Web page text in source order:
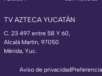
TV AZTECA YUCATÁN
C. 23 497 entre 58 Y 60,
Alcalá Martín, 97050
Mérida, Yuc.
Aviso de privacidad